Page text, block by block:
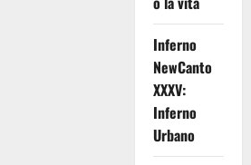
Inferno
NewCanto
XXXV:
Inferno
Urbano